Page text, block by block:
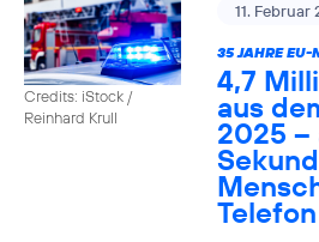
Credits: iStock /
Reinhard Krull
11. Februar
35 JAHRE EU-
4,7
aus
2025 –
Telefon